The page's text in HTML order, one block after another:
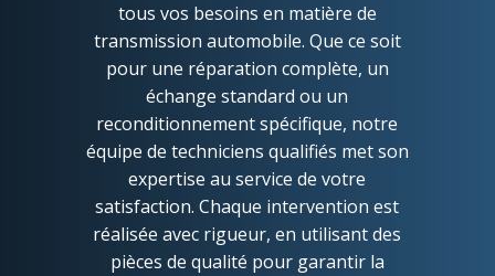
tous vos besoins en matière de
transmission automobile. Que ce soit
pour une réparation complète, un
échange standard ou un
reconditionnement spécifique, notre
équipe de techniciens qualifiés met son
expertise au service de votre
satisfaction. Chaque intervention est
réalisée avec rigueur, en utilisant des
pièces de qualité pour garantir la